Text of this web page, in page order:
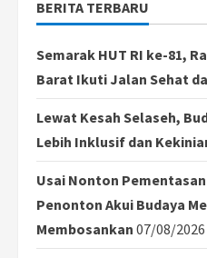
BERITA TERBARU
Semarak HUT RI ke-81,
Barat Ikuti Jalan Sehat
Lewat Kesah Selaseh,
Lebih Inklusif dan
Usai Nonton
Penonton Akui Budaya
Membosankan 07/08/2026